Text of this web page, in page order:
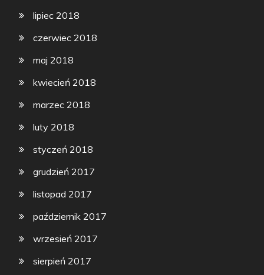
lipiec 2018
czerwiec 2018
maj 2018
kwiecień 2018
marzec 2018
luty 2018
styczeń 2018
grudzień 2017
listopad 2017
październik 2017
wrzesień 2017
sierpień 2017